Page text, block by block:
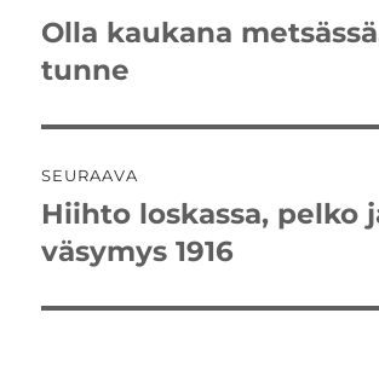
selaus
Edellinen
artikkeli:
Olla kaukana
tunne
SEURAAVA
Seuraava
artikkeli:
Hiihto loskassa, pelko
väsymys 1916